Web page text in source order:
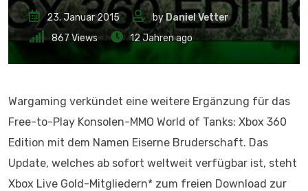
23. Januar 2015 by Daniel Vetter
867 Views 12 Jahren ago
Wargaming verkündet eine weitere Ergänzung für das
Free-to-Play Konsolen-MMO World of Tanks: Xbox 360
Edition mit dem Namen Eiserne Bruderschaft. Das
Update, welches ab sofort weltweit verfügbar ist, steht
Xbox Live Gold-Mitgliedern* zum freien Download zur